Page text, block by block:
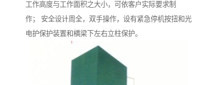
工作高度与工作面积之大小，可依客户实际要求制
作； 安全设计周全，双手操作，设有紧急停机按扭和光
电护保护装置和横梁下左右立柱保护。